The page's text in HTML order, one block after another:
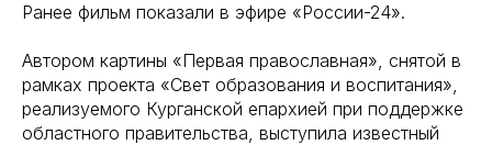
Ранее фильм показали в эфире «России-24».
Автором картины «Первая православная», снятой в
рамках проекта «Свет образования и воспитания»,
реализуемого Курганской епархией при поддержке
областного правительства, выступила известный